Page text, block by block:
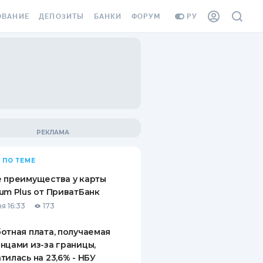
РУ
ВИНЬЕТКА
СОТРУДНИКОВ
ОТ
СЛУЧАЕВ
ДЕПОЗИТЫ
ВОПРОСЫ И ОТВЕТЫ
ПУТЕВОДИТЕЛИ ПО
БАНКИ ФОРУМ
ПО ТЕМЕ
преимущества у карты
Plus от ПриватБанк
16:33 173
плата, получаемая
из-за границы,
на 23,6% - НБУ